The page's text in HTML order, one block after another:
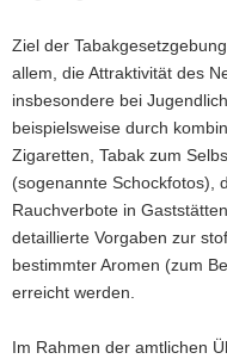
Ziel der
allem, die Attraktivität des
insbesondere bei
beispielsweise durch
Zigaretten, Tabak zum
(sogenannte Schockfotos),
Rauchverbote in
detaillierte Vorgaben zur
bestimmter Aromen (zum
erreicht werden.
Im Rahmen der amtlichen